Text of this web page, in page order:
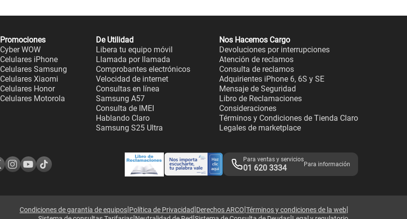
Promociones
Cyber WOW
Celulares iPhone
Celulares Samsung
Celulares Xiaomi
Celulares Honor
Celulares Motorola
De Utilidad
Libera tu equipo móvil
Llamada por llamada
Comprobantes electrónicos
Velocidad de internet
Consultas en línea
Samsung A57
Consulta de IMEI
Hablando Claro
Samsung S25 Ultra
Nos Hacemos Cargo
Devoluciones por interrupciones
Atención de reclamos
Consulta de reclamos
Adquirientes iPhone 6, 6S y SE
Mensaje de Seguridad
Libro de Reclamaciones
Consideraciones
Términos y Condiciones de Tienda Claro
Legales de marketplace
Para ventas y servicios
01 620 3334 Para información
Condiciones de garantía de equipos|Política de Privacidad|Derechos ARCO|Términos y condiciones de la web|